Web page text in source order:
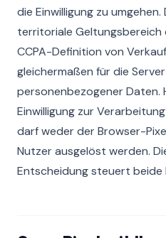
die Einwilligung zu
territoriale Geltungsbereich
CCPA-Definition von
gleichermaßen für die
personenbezogener Daten.
Einwilligung zur
darf weder der Browser-
Nutzer ausgelöst werden.
Entscheidung steuert beide